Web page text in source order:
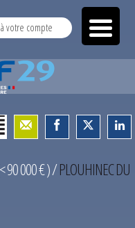
votre compte
90 000 € )/PLOUHINEC DU